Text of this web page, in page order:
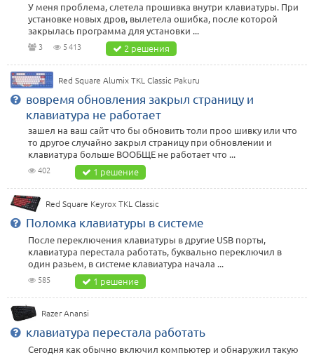
У меня проблема, слетела прошивка внутри клавиатуры. При
установке новых дров, вылетела ошибка, после которой
закрылась программа для установки ...
3 5 413 2 решения
Red Square Alumix TKL Classic Pakuru
вовремя обновления закрыл страницу и
клавиатура не работает
зашел на ваш сайт что бы обновить толи проо шивку или что
то другое случайно закрыл страницу при обновлении и
клавиатура больше ВООБЩЕ не работает что ...
402 1 решение
Red Square Keyrox TKL Classic
Поломка клавиатуры в системе
После переключения клавиатуры в другие USB порты,
клавиатура перестала работать, буквально переключил в
один разьем, в системе клавиатура начала ...
585 1 решение
Razer Anansi
клавиатура перестала работать
Сегодня как обычно включил компьютер и обнаружил такую